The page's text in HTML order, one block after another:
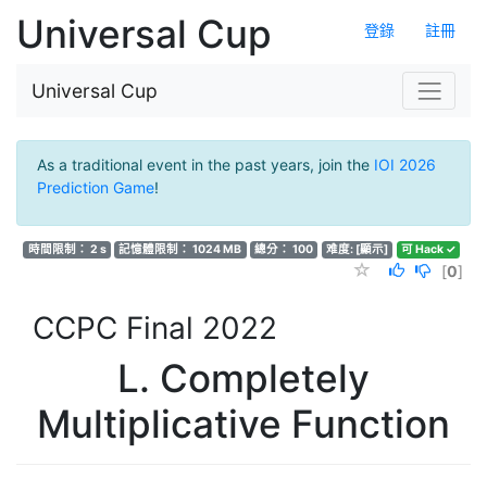
登錄 註冊
Universal Cup
Universal Cup
As a traditional event in the past years, join the IOI 2026
Prediction Game!
時間限制： 2 s 記憶體限制： 1024 MB 總分： 100 难度: [顯示] 可 Hack ✓
[0]
CCPC Final 2022
L. Completely
Multiplicative Function